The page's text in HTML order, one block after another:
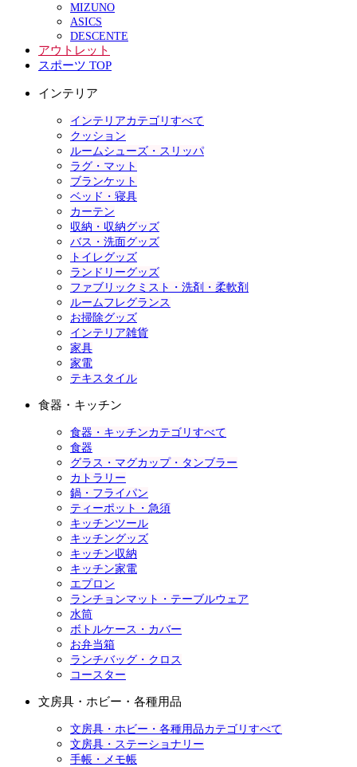
MIZUNO
ASICS
DESCENTE
アウトレット
スポーツ TOP
インテリア
インテリアカテゴリすべて
クッション
ルームシューズ・スリッパ
ラグ・マット
ブランケット
ベッド・寝具
カーテン
収納・収納グッズ
バス・洗面グッズ
トイレグッズ
ランドリーグッズ
ファブリックミスト・洗剤・柔軟剤
ルームフレグランス
お掃除グッズ
インテリア雑貨
家具
家電
テキスタイル
食器・キッチン
食器・キッチンカテゴリすべて
食器
グラス・マグカップ・タンブラー
カトラリー
鍋・フライパン
ティーポット・急須
キッチンツール
キッチングッズ
キッチン収納
キッチン家電
エプロン
ランチョンマット・テーブルウェア
水筒
ボトルケース・カバー
お弁当箱
ランチバッグ・クロス
コースター
文房具・ホビー・各種用品
文房具・ホビー・各種用品カテゴリすべて
文房具・ステーショナリー
手帳・メモ帳